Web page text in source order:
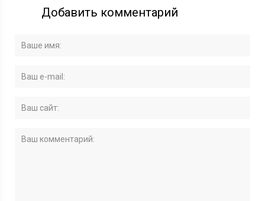
Добавить комментарий